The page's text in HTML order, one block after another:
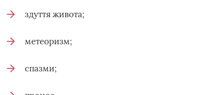
здуття живота;
метеоризм;
спазми;